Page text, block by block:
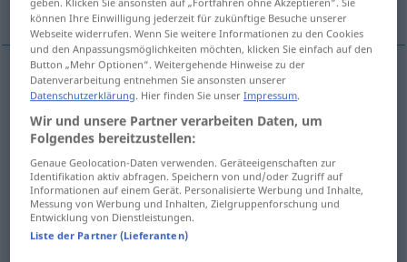
long ausgedehnt (≈ lang dauernd)
Beispiele
ein ausgedehntesFrühstück(≈ intensiv)
un petit-déjeuner prolongé,copieux
können Ihre Einwilligung jederzeit für zukünftige Besuche unserer
Webseite widerrufen. Wenn Sie weitere Informationen zu den Cookies
und den Anpassungsmöglichkeiten möchten, klicken Sie einfach auf den
Button „Mehr Optionen“. Weitergehende Hinweise zu der
Datenverarbeitung entnehmen Sie ansonsten unserer
Datenschutzerklärung. Hier finden Sie unserImpressum.
Wir und unsere Partner verarbeiten Daten, um
Folgendes bereitzustellen:
Genaue Geolocation-Daten verwenden. Geräteeigenschaften zur
Identifikation aktiv abfragen. Speichern von und/oder Zugriff auf
Informationen auf einem Gerät. Personalisierte Werbung und Inhalte,
Messung von Werbung und Inhalten, Zielgruppenforschung und
Entwicklung von Dienstleistungen.
Liste der Partner (Lieferanten)